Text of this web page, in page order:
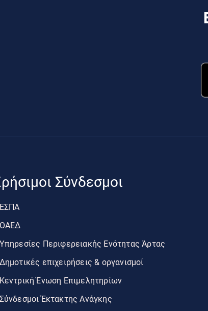
Σύνδεσμοι
Περιφερειακής Ενότητας Άρτας
επιχειρήσεις & οργανισμοί
Ένωση Επιμελητηρίων
Έκτακτης Ανάγκης